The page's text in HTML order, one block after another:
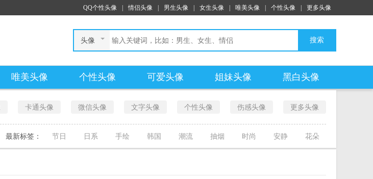
QQ个性头像 情侣头像 男生头像 女生头像 唯美头像 个性头像 更多头像
头像 搜索
唯美头像 个性头像 可爱头像 姐妹头像 黑白头像
卡通头像 微信头像 文字头像 个性头像 伤感头像 更多头像
最新标签： 节日 日系 手绘 韩国 潮流 抽烟 时尚 安静 花朵